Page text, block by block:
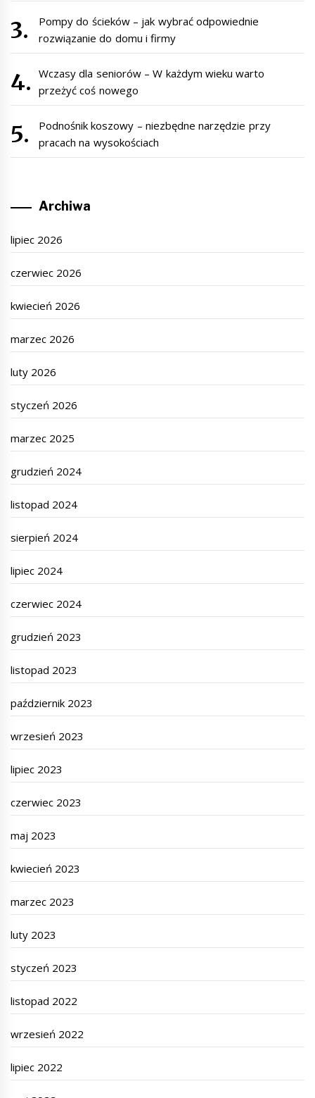
Pompy do ścieków – jak wybrać odpowiednie
rozwiązanie do domu i firmy
Wczasy dla seniorów – W każdym wieku warto
przeżyć coś nowego
Podnośnik koszowy – niezbędne narzędzie przy
pracach na wysokościach
Archiwa
lipiec 2026
czerwiec 2026
kwiecień 2026
marzec 2026
luty 2026
styczeń 2026
marzec 2025
grudzień 2024
listopad 2024
sierpień 2024
lipiec 2024
czerwiec 2024
grudzień 2023
listopad 2023
październik 2023
wrzesień 2023
lipiec 2023
czerwiec 2023
maj 2023
kwiecień 2023
marzec 2023
luty 2023
styczeń 2023
listopad 2022
wrzesień 2022
lipiec 2022